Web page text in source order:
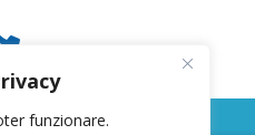
funzionare.